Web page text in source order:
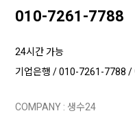
010-7261-7788
24시간 가능
기업은행 / 010-7261-7788 /
COMPANY : 생수24